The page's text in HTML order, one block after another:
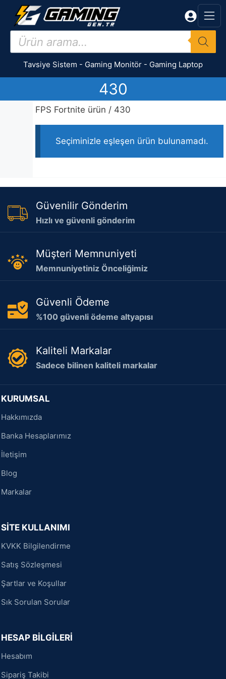
İçeriğe
Products
search
Tavsiye Sistem - Gaming Monitör - Gaming Laptop
430
FPS Fortnite ürün / 430
Seçiminizle eşleşen ürün bulunamadı.
Güvenilir Gönderim
Hızlı ve güvenli gönderim
Müşteri Memnuniyeti
Memnuniyetiniz Önceliğimiz
Güvenli Ödeme
%100 güvenli ödeme altyapısı
Kaliteli Markalar
Sadece bilinen kaliteli markalar
KURUMSAL
Hakkımızda
Banka Hesaplarımız
İletişim
Blog
Markalar
SİTE KULLANIMI
KVKK Bilgilendirme
Satış Sözleşmesi
Şartlar ve Koşullar
Sık Sorulan Sorular
HESAP BİLGİLERİ
Hesabım
Sipariş Takibi